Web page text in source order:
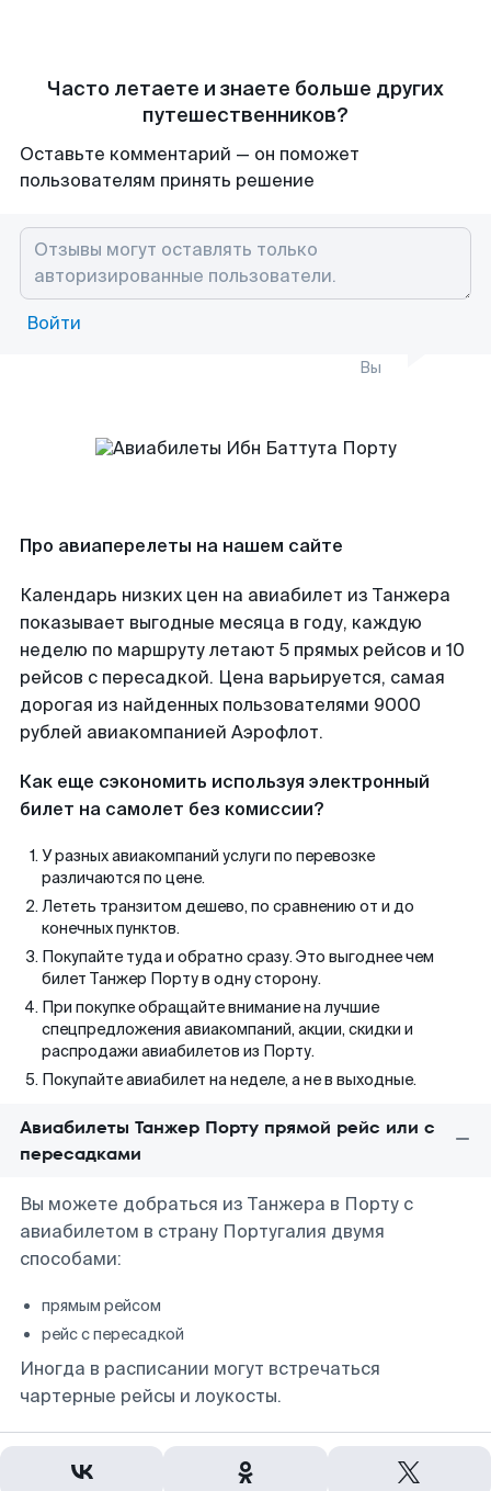
Часто летаете и знаете больше других
путешественников?
Оставьте комментарий — он поможет
пользователям принять решение
Войти
Вы
Про авиаперелеты на нашем сайте
Календарь низких цен на авиабилет из Танжера
показывает выгодные месяца в году, каждую
неделю по маршруту летают 5 прямых рейсов и 10
рейсов с пересадкой. Цена варьируется, самая
дорогая из найденных пользователями 9000
рублей авиакомпанией Аэрофлот.
Как еще сэкономить используя электронный
билет на самолет без комиссии?
У разных авиакомпаний услуги по перевозке
различаются по цене.
Лететь транзитом дешево, по сравнению от и до
конечных пунктов.
Покупайте туда и обратно сразу. Это выгоднее чем
билет Танжер Порту в одну сторону.
При покупке обращайте внимание на лучшие
спецпредложения авиакомпаний, акции, скидки и
распродажи авиабилетов из Порту.
Покупайте авиабилет на неделе, а не в выходные.
Авиабилеты Танжер Порту прямой рейс или с
пересадками
Вы можете добраться из Танжера в Порту с
авиабилетом в страну Португалия двумя
способами:
прямым рейсом
рейс с пересадкой
Иногда в расписании могут встречаться
чартерные рейсы и лоукосты.